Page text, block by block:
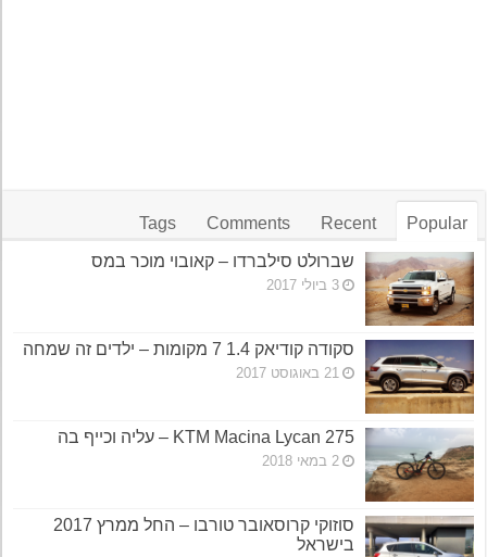
Popular
Recent
Comments
Tags
שברולט סילברדו – קאובוי מוכר במס
3 ביולי 2017
סקודה קודיאק 1.4 7 מקומות – ילדים זה שמחה
21 באוגוסט 2017
KTM Macina Lycan 275 – עליה וכייף בה
2 במאי 2018
סוזוקי קרוסאובר טורבו – החל ממרץ 2017
בישראל